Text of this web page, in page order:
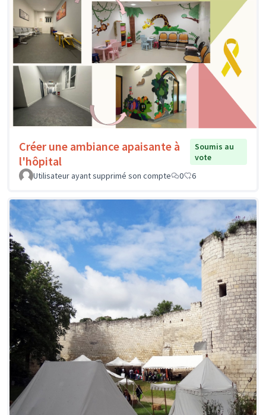
Créer une ambiance apaisante à
l'hôpital
Soumis au
vote
Utilisateur ayant supprimé son compte
0 6